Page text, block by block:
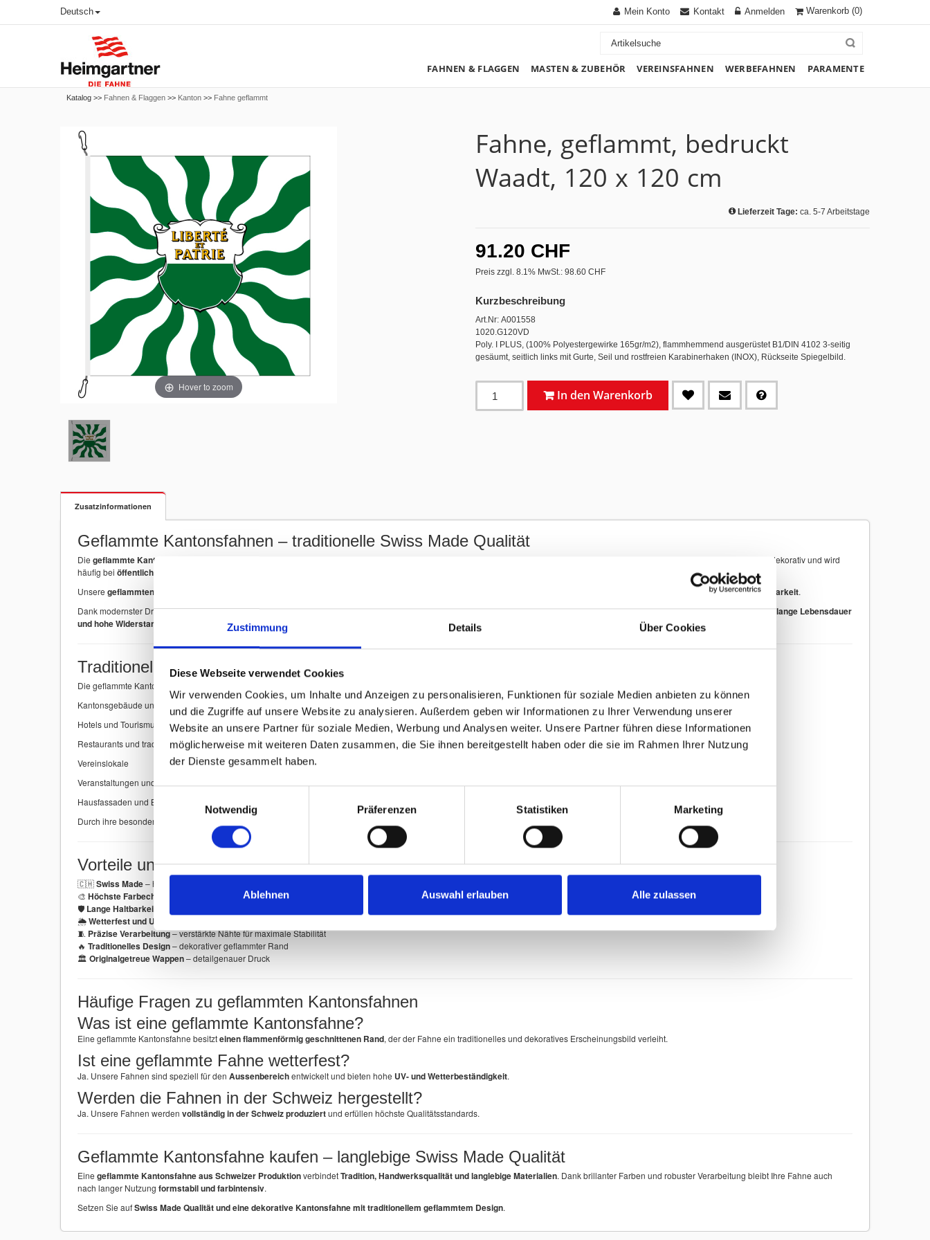
Zustimmung Details Über Cookies
Diese Webseite verwendet Cookies
Wir verwenden Cookies, um Inhalte und Anzeigen zu personalisieren, Funktionen für soziale Medien anbieten zu können
und die Zugriffe auf unsere Website zu analysieren. Außerdem geben wir Informationen zu Ihrer Verwendung unserer
Website an unsere Partner für soziale Medien, Werbung und Analysen weiter. Unsere Partner führen diese Informationen
möglicherweise mit weiteren Daten zusammen, die Sie ihnen bereitgestellt haben oder die sie im Rahmen Ihrer Nutzung
der Dienste gesammelt haben.
Notwendig
Präferenzen Statistiken Marketing
Ablehnen Auswahl erlauben Alle zulassen
Deutsch Warenkorb (0)
Mein Konto Kontakt Anmelden
FAHNEN & FLAGGEN MASTEN & ZUBEHÖR VEREINSFAHNEN WERBEFAHNEN PARAMENTE
Katalog >> Fahnen & Flaggen >> Kanton >> Fahne geflammt
Hover to zoom
Fahne, geflammt, bedruckt
Waadt, 120 x 120 cm
Lieferzeit Tage: ca. 5-7 Arbeitstage
91.20 CHF
Preis zzgl. 8.1% MwSt.: 98.60 CHF
Kurzbeschreibung
Art.Nr: A001558
1020.G120VD
Poly. I PLUS, (100% Polyestergewirke 165gr/m2), flammhemmend ausgerüstet B1/DIN 4102 3-seitig
gesäumt, seitlich links mit Gurte, Seil und rostfreien Karabinerhaken (INOX), Rückseite Spiegelbild.
In den Warenkorb
Zusatzinformationen
Geflammte Kantonsfahnen – traditionelle Swiss Made Qualität
Die geflammte Kantonsfahne
wirkt sie dynamisch, dekorativ und wird
häufig bei öffentlichen Gebäuden, Hotels, Restaurants, Vereinen und traditionellen Veranstaltungen
Unsere geflammten Kantonsfahnen werden in der Schweiz hergestellt (Swiss Made) Materialqualität, Druckpräzision, Farbechtheit und Haltbarkeit.
Dank modernster Drucktechnologie bleibenKantonswappen, Farben und Details dauerhaft klar, farbintensiv und detailgetreu sichtbar. Das hochwertige Fahnengewebe sorgt für einelange Lebensdauer
und hohe Widerstandsfähigkeit gegen Sonne, Wind und Wetter
Traditionelle Kantonsfahne mit geflammtem Rand
Die geflammte Kantonsflagge zeichnet sich durch ihren
Kantonsgebäude und öffentliche Institutionen
Hotels und Tourismusbetriebe
Restaurants und traditionelle Gasthäuser
Vereinslokale
Veranstaltungen und regionale Feste
Hausfassaden und Balkone
Durch ihre besondere Form wirkt die
Vorteile unserer geflammten Kantonsfahnen
🇨🇭Swiss Made– hergestellt in der Schweiz
🎨 Höchste Farbechtheit
– brillante und langlebige Farben
🛡 Lange Haltbarkeit
🌦Wetterfest und UV-beständig
🧵 Präzise Verarbeitung– verstärkte Nähte für maximale Stabilität
🔥 Traditionelles Design– dekorativer geflammter Rand
🏛 Originalgetreue Wappen– detailgenauer Druck
Häufige Fragen zu geflammten Kantonsfahnen
Was ist eine geflammte Kantonsfahne?
Eine geflammte Kantonsfahne besitzteinen flammenförmig geschnittenen Rand, der der Fahne ein traditionelles und dekoratives Erscheinungsbild verleiht.
Ist eine geflammte Fahne wetterfest?
Ja. Unsere Fahnen sind speziell für den Aussenbereichentwickelt und bieten hohe UV- und Wetterbeständigkeit.
Werden die Fahnen in der Schweiz hergestellt?
Ja. Unsere Fahnen werden vollständig in der Schweiz produziertund erfüllen höchste Qualitätsstandards.
Geflammte Kantonsfahne kaufen – langlebige Swiss Made Qualität
Eine geflammte Kantonsfahne aus Schweizer ProduktionverbindetTradition, Handwerksqualität und langlebige Materialien. Dank brillanter Farben und robuster Verarbeitung bleibt Ihre Fahne auch
nach langer Nutzung formstabil und farbintensiv.
Setzen Sie aufSwiss Made Qualität und eine dekorative Kantonsfahne mit traditionellem geflammtem Design.